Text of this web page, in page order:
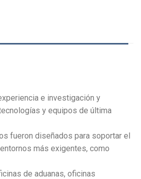
e investigación y
y equipos de última
fueron diseñados para soportar el
más exigentes, como
de aduanas, oficinas